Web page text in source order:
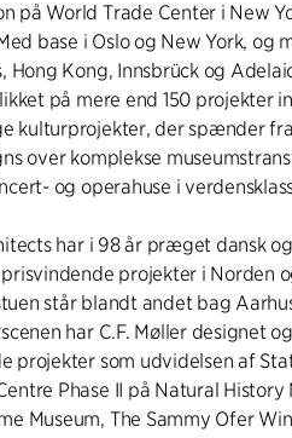
på World Trade Center i New
base i Oslo og New York, og
Hong Kong, Innsbrück og
på mere end 150 projekter
kulturprojekter, der spænder
over komplekse
og operahuse i
har i 98 år præget dansk
projekter i Norden
står blandt andet bag
har C.F. Møller designet
projekter som udvidelsen af
Phase II på Natural History
Museum, The Sammy Ofer